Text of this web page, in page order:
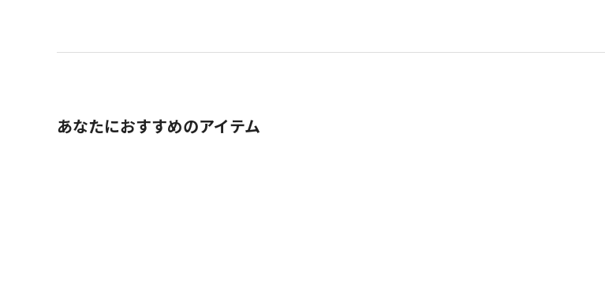
あなたにおすすめのアイテム